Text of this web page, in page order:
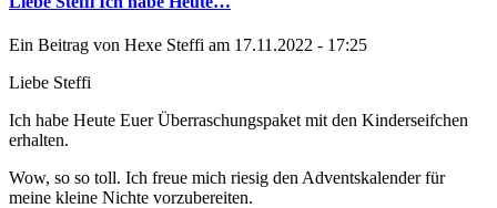
Ein Beitrag von Hexe Steffi am 17.11.2022 - 17:25
Liebe Steffi
Ich habe Heute Euer Überraschungspaket mit den Kinderseifchen
erhalten.
Wow, so so toll. Ich freue mich riesig den Adventskalender für
meine kleine Nichte vorzubereiten.